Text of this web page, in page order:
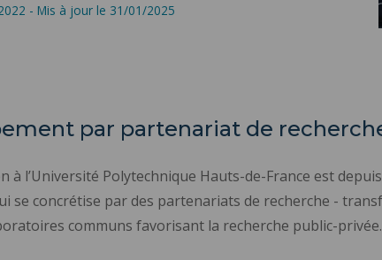
- Mis à jour le 31/01/2025
par partenariat de
à l’Université Polytechnique Hauts-de-France est
se concrétise par des partenariats de recherche -
communs favorisant la recherche public-privée.